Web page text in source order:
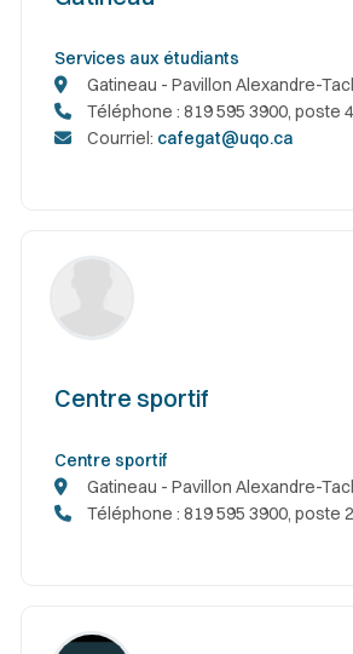
Services aux étudiants
Gatineau - Pavillon Alexandre-
Téléphone : 819 595 3900, poste
Courriel: cafegat@uqo.ca
Centre sportif
Centre sportif
Gatineau - Pavillon Alexandre-
Téléphone : 819 595 3900, poste